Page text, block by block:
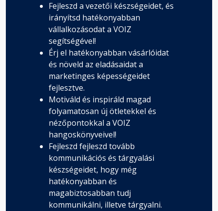
Fejleszd a vezetői készségeidet, és
irányítsd hatékonyabban
vállalkozásodat a VOIZ
segítségével!
Érj el hatékonyabban vásárlóidat
és növeld az eladásaidat a
marketinges képességeidet
fejlesztve.
Motiváld és inspiráld magad
folyamatosan új ötletekkel és
nézőpontokkal a VOIZ
hangoskönyveivel!
Fejleszd fejleszd tovább
kommunikációs és tárgyalási
készségeidet, hogy még
hatékonyabban és
magabiztosabban tudj
kommunikálni, illetve tárgyalni.